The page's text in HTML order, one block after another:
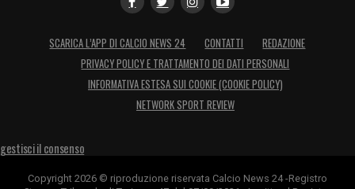
SCARICA L’APP DI CALCIO NEWS 24 CONTATTI
REDAZIONE
PRIVACY POLICY E TRATTAMENTO DEI DATI PERSONALI
INFORMATIVA ESTESA SUI COOKIE (COOKIE POLICY)
NETWORK SPORT REVIEW
gestisci il consenso
Copyright 2026 © riproduzione riservata Calcio News 24 -Registro